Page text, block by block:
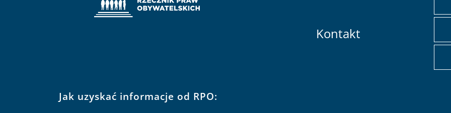
Kontakt
Jak uzyskać informacje od RPO: